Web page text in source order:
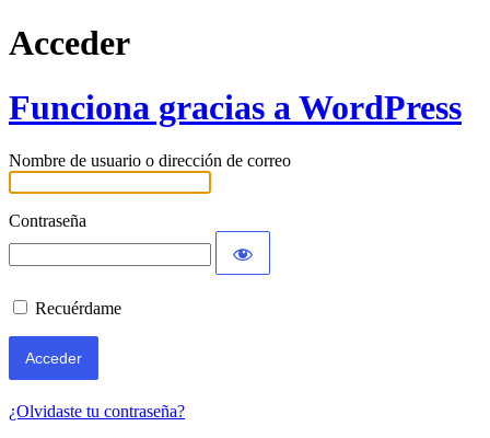
Acceder
Funciona gracias a WordPress
Nombre de usuario o dirección de correo
Contraseña
Recuérdame
¿Olvidaste tu contraseña?